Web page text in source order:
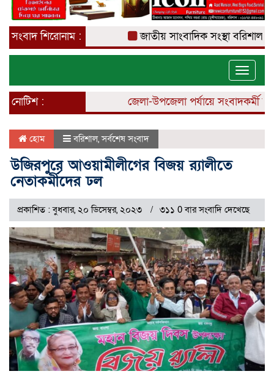
সংবাদ শিরোনাম : জাতীয় সাংবাদিক সংস্থা বরিশাল
Toggle
নোটিশ :
জেলা-উপজেলা পর্যায়ে সংবাদকর্মী
হোম বরিশাল,সর্বশেষ সংবাদ
উজিরপুরে আওয়ামীলীগের বিজয় র‍্যালীতে
নেতাকর্মীদের ঢল
প্রকাশিত : বুধবার, ২০ ডিসেম্বর, ২০২৩ ৩১১ 0 বার সংবাদি দেখেছে